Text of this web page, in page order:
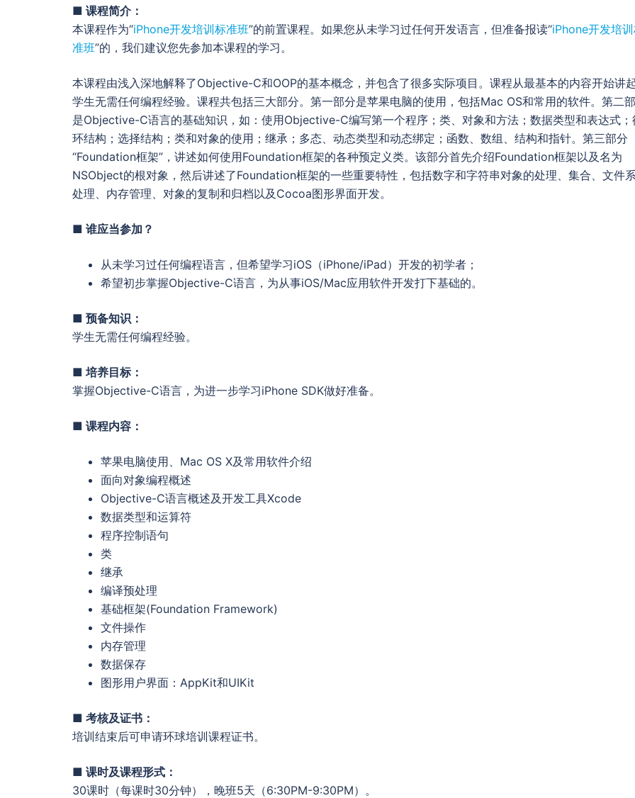
■ 课程简介：
本课程作为“iPhone开发培训标准班”的前置课程。如果您从未学习过任何开发语言，但准备报读“iPhone开发培
准班”的，我们建议您先参加本课程的学习。
本课程由浅入深地解释了Objective-C和OOP的基本概念，并包含了很多实际项目。课程从最基本的内容开始讲
学生无需任何编程经验。课程共包括三大部分。第一部分是苹果电脑的使用，包括Mac OS和常用的软件。第二
是Objective-C语言的基础知识，如：使用Objective-C编写第一个程序；类、对象和方法；数据类型和表达式；
环结构；选择结构；类和对象的使用；继承；多态、动态类型和动态绑定；函数、数组、结构和指针。第三部分
“Foundation框架”，讲述如何使用Foundation框架的各种预定义类。该部分首先介绍Foundation框架以及名为
NSObject的根对象，然后讲述了Foundation框架的一些重要特性，包括数字和字符串对象的处理、集合、文件
处理、内存管理、对象的复制和归档以及Cocoa图形界面开发。
■ 谁应当参加？
从未学习过任何编程语言，但希望学习iOS（iPhone/iPad）开发的初学者；
希望初步掌握Objective-C语言，为从事iOS/Mac应用软件开发打下基础的。
■ 预备知识：
学生无需任何编程经验。
■ 培养目标：
掌握Objective-C语言，为进一步学习iPhone SDK做好准备。
■ 课程内容：
苹果电脑使用、Mac OS X及常用软件介绍
面向对象编程概述
Objective-C语言概述及开发工具Xcode
数据类型和运算符
程序控制语句
类
继承
编译预处理
基础框架(Foundation Framework)
文件操作
内存管理
数据保存
图形用户界面：AppKit和UIKit
■ 考核及证书：
培训结束后可申请环球培训课程证书。
■ 课时及课程形式：
30课时（每课时30分钟），晚班5天（6:30PM-9:30PM）。